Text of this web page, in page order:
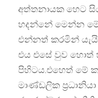
අත්තනායක හෙට
හදන්නේ මෙන්න
එන්නත් කරමින් යැයි
එය එසේ වුව හොත්
පිහිටය.එහෙත් මේ
මාණ්ඩලික